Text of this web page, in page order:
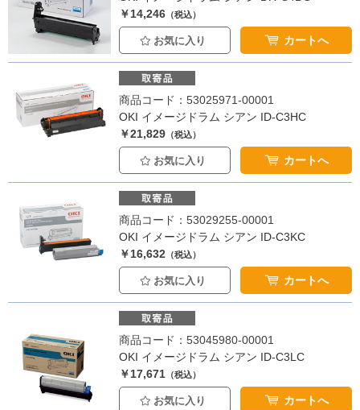
￥14,246 （税込）
お気に入り カートへ
商品コード：53025971-00001
OKI イメージドラム シアン ID-C3HC
￥21,829 （税込）
お気に入り カートへ
商品コード：53029255-00001
OKI イメージドラム シアン ID-C3KC
￥16,632 （税込）
お気に入り カートへ
商品コード：53045980-00001
OKI イメージドラム シアン ID-C3LC
￥17,671 （税込）
お気に入り カートへ